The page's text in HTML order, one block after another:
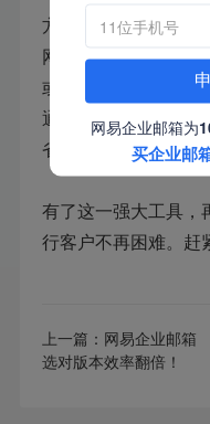
方法 2 利用展会获客
网易外贸通的 “展会
或按行业筛选，就能
通过平台提供的联系
省下差旅费和时间成
有了这一强大工具，
行客户不再困难。赶
上一篇： 网易企业邮箱
选对版本效率翻倍！
网易企业邮箱为
买企业邮